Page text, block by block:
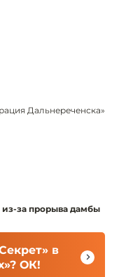
Дальнереченска»
из-за прорыва дамбы
в
ОК!